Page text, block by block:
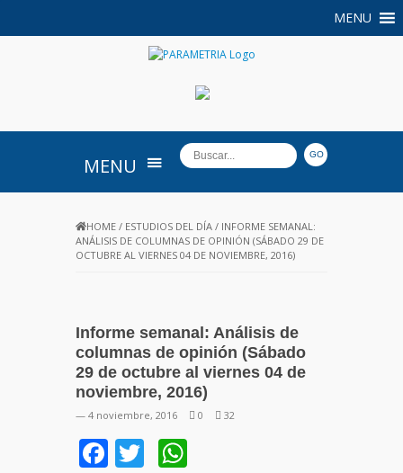
MENU
PARAMETRIA
MENU
HOME / ESTUDIOS DEL DÍA / INFORME SEMANAL:
ANÁLISIS DE COLUMNAS DE OPINIÓN (SÁBADO 29 DE
OCTUBRE AL VIERNES 04 DE NOVIEMBRE, 2016)
Informe semanal: Análisis de
columnas de opinión (Sábado
29 de octubre al viernes 04 de
noviembre, 2016)
— 4 noviembre, 2016 0 32
Facebook
Twitter